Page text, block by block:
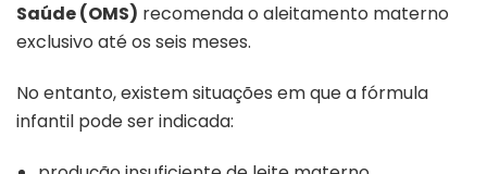
Saúde (OMS) recomenda o aleitamento materno
exclusivo até os seis meses.
No entanto, existem situações em que a fórmula
infantil pode ser indicada: